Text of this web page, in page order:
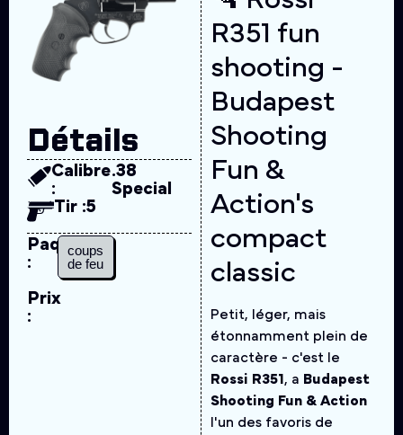
Détails
Calibre
:
.38
Special
Tir :5
Paquet
:
coups
de feu
Prix
:
R351 fun
shooting -
Budapest
Shooting
Fun &
Action's
compact
classic
Petit, léger, mais
étonnamment plein de
caractère - c'est le
Rossi R351 , a Budapest
Shooting Fun & Action
l'un des favoris de